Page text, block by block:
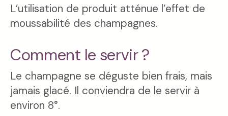
L’utilisation de produit atténue l’effet de
moussabilité des champagnes.
Comment le servir ?
Le champagne se déguste bien frais, mais
jamais glacé. Il conviendra de le servir à
environ 8°.